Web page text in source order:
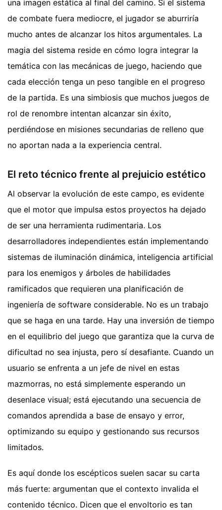
una imagen estática al final del camino. Si el sistema
de combate fuera mediocre, el jugador se aburriría
mucho antes de alcanzar los hitos argumentales. La
magia del sistema reside en cómo logra integrar la
temática con las mecánicas de juego, haciendo que
cada elección tenga un peso tangible en el progreso
de la partida. Es una simbiosis que muchos juegos de
rol de renombre intentan alcanzar sin éxito,
perdiéndose en misiones secundarias de relleno que
no aportan nada a la experiencia central.
El reto técnico frente al prejuicio estético
Al observar la evolución de este campo, es evidente
que el motor que impulsa estos proyectos ha dejado
de ser una herramienta rudimentaria. Los
desarrolladores independientes están implementando
sistemas de iluminación dinámica, inteligencia artificial
para los enemigos y árboles de habilidades
ramificados que requieren una planificación de
ingeniería de software considerable. No es un trabajo
que se haga en una tarde. Hay una inversión de tiempo
en el equilibrio del juego que garantiza que la curva de
dificultad no sea injusta, pero sí desafiante. Cuando un
usuario se enfrenta a un jefe de nivel en estas
mazmorras, no está simplemente esperando un
desenlace visual; está ejecutando una secuencia de
comandos aprendida a base de ensayo y error,
optimizando su equipo y gestionando sus recursos
limitados.
Es aquí donde los escépticos suelen sacar su carta
más fuerte: argumentan que el contexto invalida el
contenido técnico. Dicen que el envoltorio es tan